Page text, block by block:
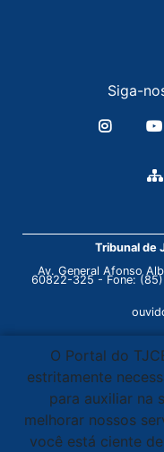
Siga-
Tribunal de
Av. General Afonso
60822-325 - Fone:
O Portal do
estritamente
para auxiliar na
melhorar nossos
você está ciente